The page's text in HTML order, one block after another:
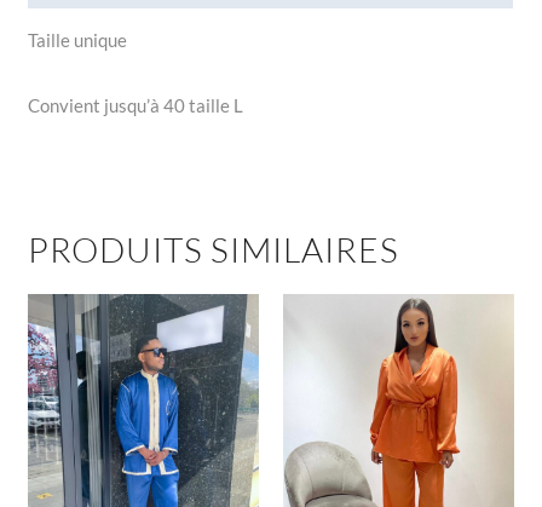
Taille unique
Convient jusqu’à 40 taille L
PRODUITS SIMILAIRES
Ce
produit
a
plusieurs
variations.
Les
options
peuvent